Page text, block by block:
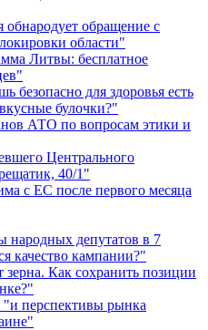
обращение с
области"
Литвы: бесплатное
безопасно для здоровья есть
булочки?"
АТО по вопросам этики и
Центрального
40/1"
с ЕС после первого месяца
депутатов в 7
качество кампании?"
зерна. Как сохранить позиции
перспективы рынка